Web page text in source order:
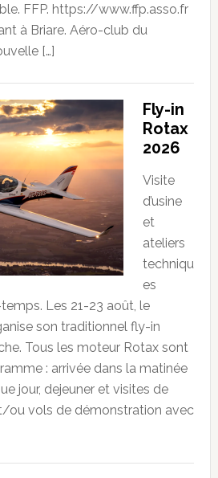
FFP. https://www.ffp.asso.fr
à Briare. Aéro-club du
[…]
Fly-in
Rotax
2026
Visite
d’usine
et
ateliers
techniqu
es
Les 21-23 août, le
son traditionnel fly-in
Tous les moteur Rotax sont
: arrivée dans la matinée
jour, dejeuner et visites de
ou vols de démonstration avec